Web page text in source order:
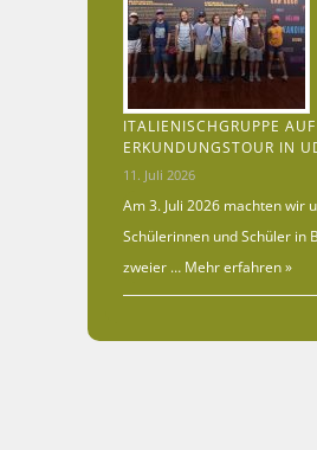
ITALIENISCHGRUPPE AUF
ERKUNDUNGSTOUR IN
11. Juli 2026
Am 3. Juli 2026 machten wir
Schülerinnen und Schüler in
zweier … Mehr erfahren »